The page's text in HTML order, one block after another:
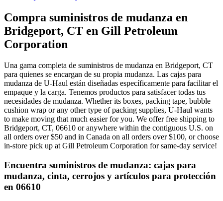
Compra suministros de mudanza en
Bridgeport, CT en Gill Petroleum
Corporation
Una gama completa de suministros de mudanza en Bridgeport, CT
para quienes se encargan de su propia mudanza. Las cajas para
mudanza de U-Haul están diseñadas específicamente para facilitar el
empaque y la carga. Tenemos productos para satisfacer todas tus
necesidades de mudanza. Whether its boxes, packing tape, bubble
cushion wrap or any other type of packing supplies, U-Haul wants
to make moving that much easier for you. We offer free shipping to
Bridgeport, CT, 06610 or anywhere within the contiguous U.S. on
all orders over $50 and in Canada on all orders over $100, or choose
in-store pick up at Gill Petroleum Corporation for same-day service!
Encuentra suministros de mudanza: cajas para
mudanza, cinta, cerrojos y artículos para protección
en 06610